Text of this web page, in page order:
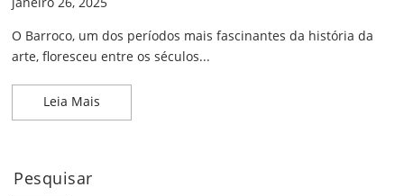
O Barroco, um dos períodos mais fascinantes da história da
arte, floresceu entre os séculos...
Leia Mais
Pesquisar